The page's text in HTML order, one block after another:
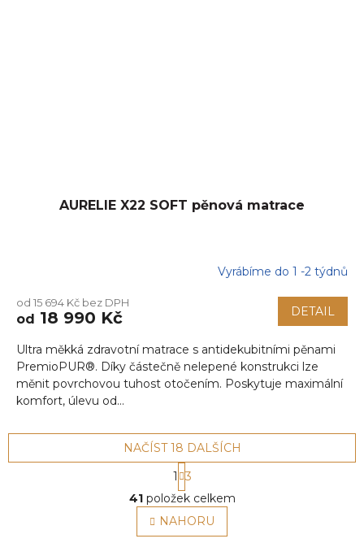
AURELIE X22 SOFT pěnová matrace
Vyrábíme do 1 -2 týdnů
od 15 694 Kč bez DPH
od 18 990 Kč DETAIL
Ultra měkká zdravotní matrace s antidekubitními pěnami
PremioPUR®. Díky částečně nelepené konstrukci lze
měnit povrchovou tuhost otočením. Poskytuje maximální
komfort, úlevu od...
O
v
l
á
NAČÍST 18 DALŠÍCH
S
t
r
á
n
k
1
3
41položek celkem
NAHORU